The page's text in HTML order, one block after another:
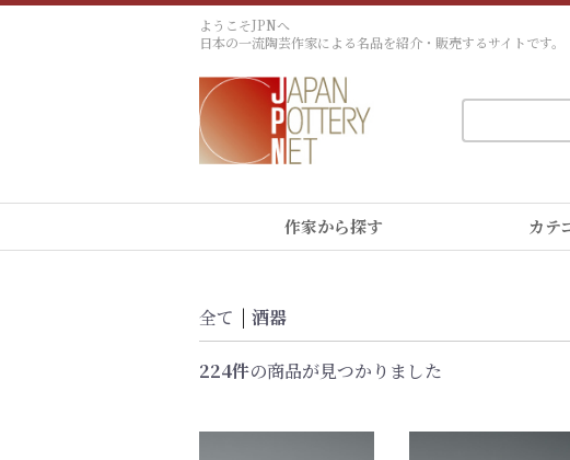
ようこそJPNへ
日本の一流陶芸作家による名品を紹介・販売するサイトです。
作家から探す カテ
全て | 酒器
224件の商品が見つかりました